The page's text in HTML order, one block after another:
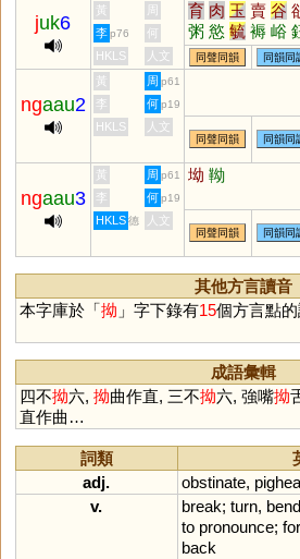
juk6
黃 周 育 肉 玉 賣 谷
粥 慾 毓 褥 峪
鵒 蓐 縟 宍 砡
媷 儥 嗕 鋊 錥
李 p76
何
HKLS
人文 同聲同韻 同韻同
ngaau2
黃 周 p61
李 何 p19
HKLS 人文
同聲同韻 同韻同
ngaau3
黃 周 p61 坳 靿
李 何 p19
HKLS 德 人文
同聲同韻 同韻同
其他方言讀音
本字庫於「拗 」字下錄有15個方言點
成語彙輯
四不拗六, 拗曲作直, 三不拗六, 強嘴拗
直作曲…
詞類
adj.
obstinate,
v.
break; turn, bend
to pronounce;
back